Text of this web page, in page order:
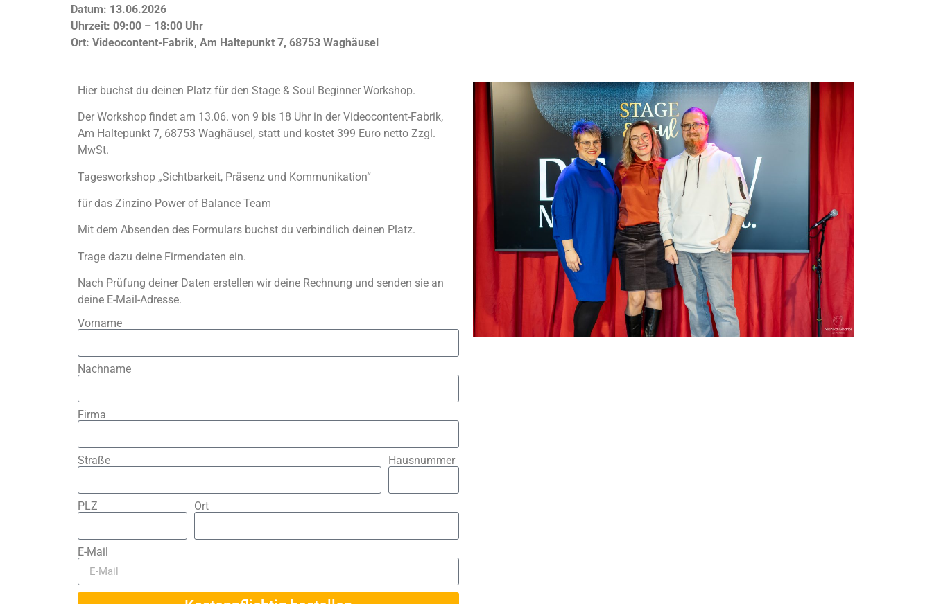
Datum: 13.06.2026
Uhrzeit: 09:00 – 18:00 Uhr
Ort: Videocontent-Fabrik, Am Haltepunkt 7, 68753 Waghäusel
Hier buchst du deinen Platz für den Stage & Soul Beginner Workshop.
Der Workshop findet am 13.06. von 9 bis 18 Uhr in der Videocontent-Fabrik,
Am Haltepunkt 7, 68753 Waghäusel, statt und kostet 399 Euro netto Zzgl.
MwSt.
Tagesworkshop „Sichtbarkeit, Präsenz und Kommunikation“
für das Zinzino Power of Balance Team
Mit dem Absenden des Formulars buchst du verbindlich deinen Platz.
Trage dazu deine Firmendaten ein.
Nach Prüfung deiner Daten erstellen wir deine Rechnung und senden sie an
deine E-Mail-Adresse.
Vorname
Nachname
Firma
Straße Hausnummer
PLZ Ort
E-Mail